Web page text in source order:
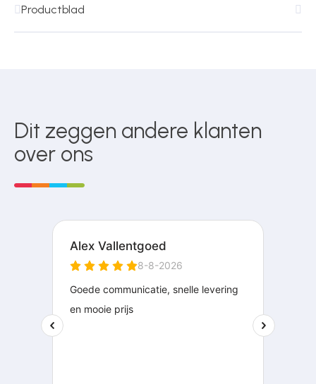
Productblad
Dit zeggen andere klanten
over ons